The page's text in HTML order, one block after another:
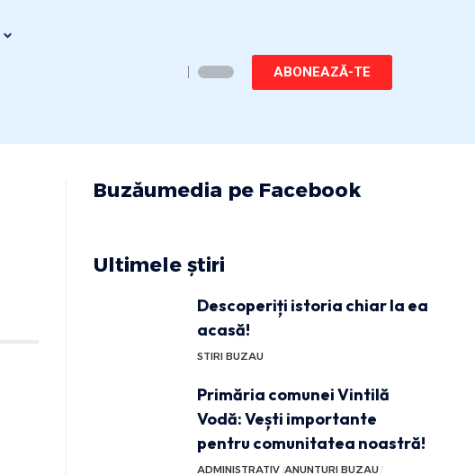
ABONEAZĂ-TE
Buzăumedia pe Facebook
Ultimele știri
Descoperiți istoria chiar la ea
acasă!
STIRI BUZAU
Primăria comunei Vintilă
Vodă: Vești importante
pentru comunitatea noastră!
ADMINISTRATIV ANUNTURI BUZAU